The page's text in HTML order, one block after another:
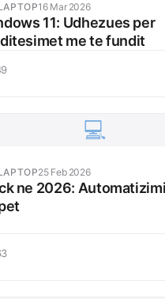
16 Mar 2026
11: Udhezues per
me te fundit
💻
25 Feb 2026
ne 2026: